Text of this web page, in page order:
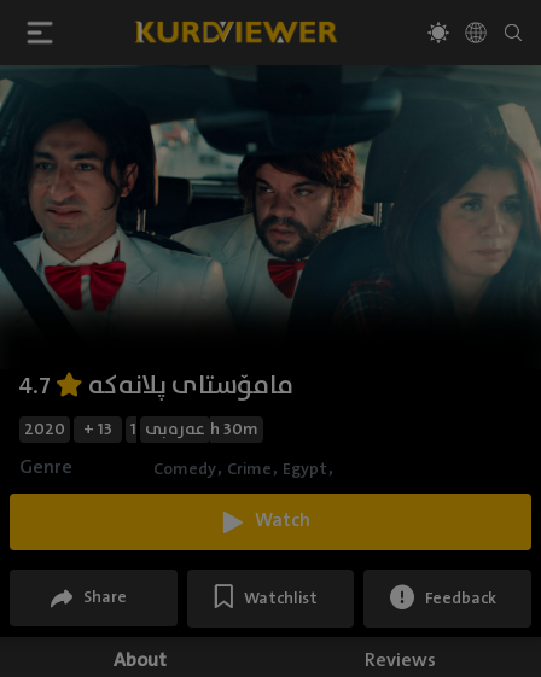
مامۆستای پلانەکە
2020 + 13 عەرەبی 1h 30m
Genre Comedy, Crime, Egypt,
Watch
Share Watchlist Feedback
About Reviews